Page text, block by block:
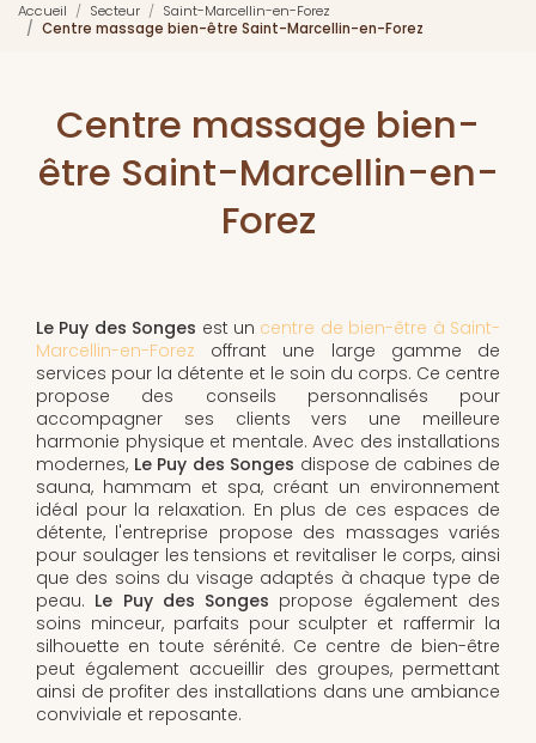
Accueil Secteur
Saint-Marcellin-en-Forez
Centre massage bien-être Saint-Marcellin-en-Forez
Centre massage bien-
être Saint-Marcellin-en-
Forez
Le Puy des Songes est un centre de bien-être à Saint-
Marcellin-en-Forez offrant une large gamme de
services pour la détente et le soin du corps. Ce centre
propose des conseils personnalisés pour
accompagner ses clients vers une meilleure
harmonie physique et mentale. Avec des installations
modernes, Le Puy des Songes dispose de cabines de
sauna, hammam et spa, créant un environnement
idéal pour la relaxation. En plus de ces espaces de
détente, l'entreprise propose des massages variés
pour soulager les tensions et revitaliser le corps, ainsi
que des soins du visage adaptés à chaque type de
peau. Le Puy des Songes propose également des
soins minceur, parfaits pour sculpter et raffermir la
silhouette en toute sérénité. Ce centre de bien-être
peut également accueillir des groupes, permettant
ainsi de profiter des installations dans une ambiance
conviviale et reposante.